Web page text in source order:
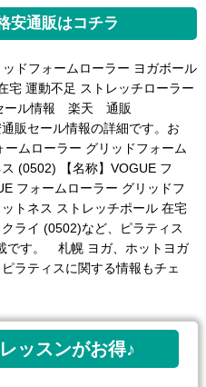
安通販はコチラ
販セール情報の詳細です。お
ムローラー グリッドフォーム
(0502) 【名称】VOGUE フ
フォームローラー グリッドフ
トネス ストレッチポール 在宅
ライ (0502)など、ピラティス
です。 札幌 ヨガ、ホットヨガ
ラティスに関する情報もチェ
ッスンがお得♪